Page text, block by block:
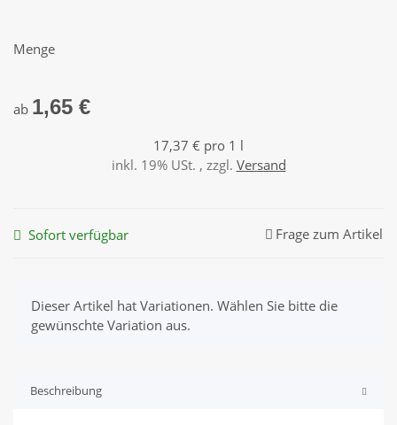
Menge
ab 1,65 €
17,37 € pro 1 l
inkl. 19% USt. , zzgl. Versand
Sofort verfügbar Frage zum Artikel
x
Dieser Artikel hat Variationen. Wählen Sie bitte die
gewünschte Variation aus.
Beschreibung